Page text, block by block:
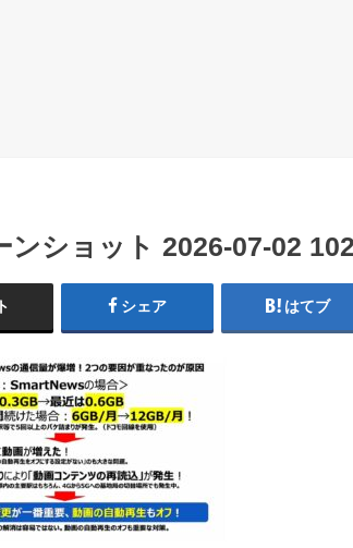
ンショット 2026-07-02
シェア はてブ